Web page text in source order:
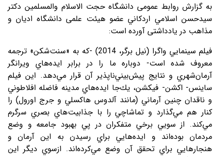
به گزارش روابط عمومی دانشگاه حجت الاسلام والمسلمین دکتر
سيدحسن اسلامي اردكاني عضو هیئت علمی دانشگاه ادیان و
مذاهب در یادداشتی آورده است:
فيلم سينمايي واگرا (نيل برگر، 2014) -كه به «سنت‌شكن» ترجمه
معروف شده است- دوباره ما را در برابر ايده‌هاي ويرانگر
آرمان‌شهري و نتايج پيش‌بيني‌ناپذير آن قرار مي‌دهد. اين فيلم
ساينس- اكشن- فيكشن، يك‌جا ايده‌هاي مدينه فاضله‌ افلاطوني
و ناقدان چنين آرماني (مانند آلدوس هاكسلي و جرج اورول) را
كنار هم مي‌گذارد و تماشاچي را با جذابيت‌هاي بصري سرگرم
مي‌كند. از سويي برخي متفكران در پي بهبود جامعه و وضع
مردمان بوده‌اند و ايده‌هايي براي رسيدن به اين آرمان و
هنجارهايي براي تحقق آن وضع مي‌كرده‌اند. ازسوي ديگر اين